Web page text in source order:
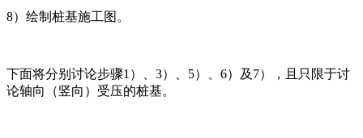
8）绘制桩基施工图。
下面将分别讨论步骤1）、3）、5）、6）及7），且只限于讨
论轴向（竖向）受压的桩基。